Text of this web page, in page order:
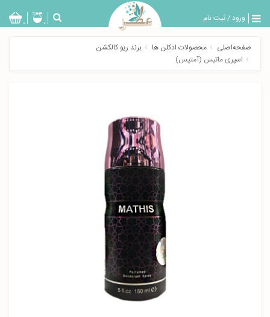
ورود/ثبت نام
بازگشت
0 0
صفحه‌اصلی محصولات ادکلن ها
برند ریو کالکشن
اسپری ماتیس (آمتیس)